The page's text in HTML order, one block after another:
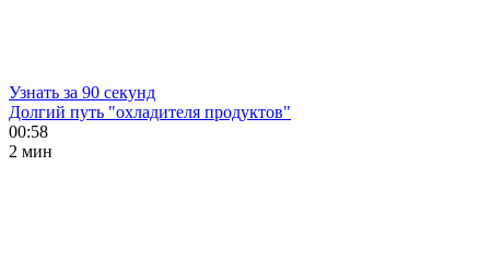
Узнать за 90 секунд
Долгий путь "охладителя продуктов"
00:58
2 мин